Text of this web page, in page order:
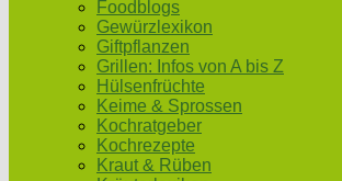
Foodblogs
Gewürzlexikon
Giftpflanzen
Grillen: Infos von A bis Z
Hülsenfrüchte
Keime & Sprossen
Kochratgeber
Kochrezepte
Kraut & Rüben